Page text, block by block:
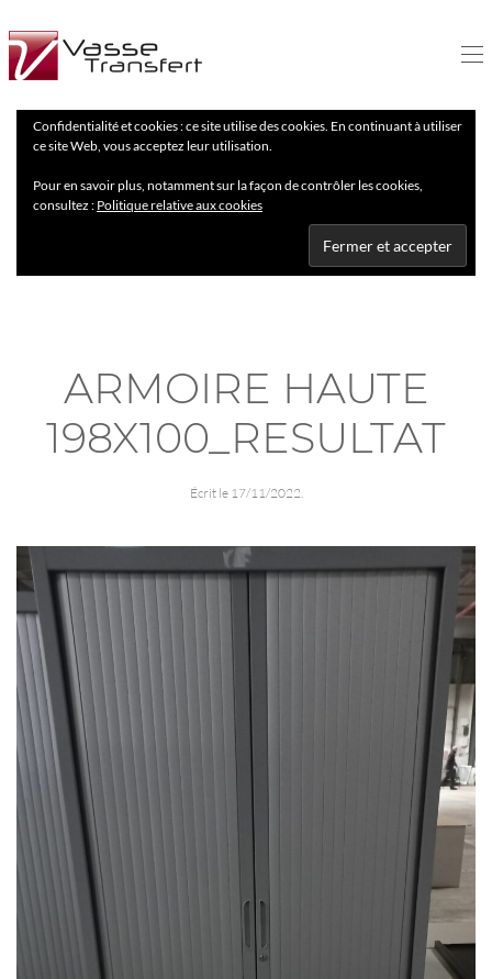
Confidentialité et cookies : ce site utilise des cookies. En continuant à utiliser
ce site Web, vous acceptez leur utilisation.
Pour en savoir plus, notamment sur la façon de contrôler les cookies,
consultez : Politique relative aux cookies
ARMOIRE HAUTE
198X100_RESULTAT
Écrit le 17/11/2022.